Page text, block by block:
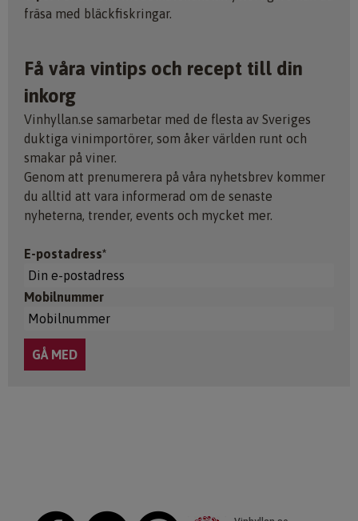
fräsa med bläckfiskringar.
Få våra vintips och recept till din
inkorg
Vinhyllan.se samarbetar med de flesta av Sveriges
duktiga vinimportörer, som åker världen runt och
smakar på viner.
Genom att prenumerera på våra nyhetsbrev kommer
du alltid att vara informerad om de senaste
nyheterna, trender, events och mycket mer.
E-postadress*
Mobilnummer